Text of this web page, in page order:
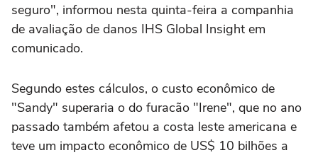
seguro", informou nesta quinta-feira a companhia
de avaliação de danos IHS Global Insight em
comunicado.
Segundo estes cálculos, o custo econômico de
"Sandy" superaria o do furacão "Irene", que no ano
passado também afetou a costa leste americana e
teve um impacto econômico de US$ 10 bilhões a